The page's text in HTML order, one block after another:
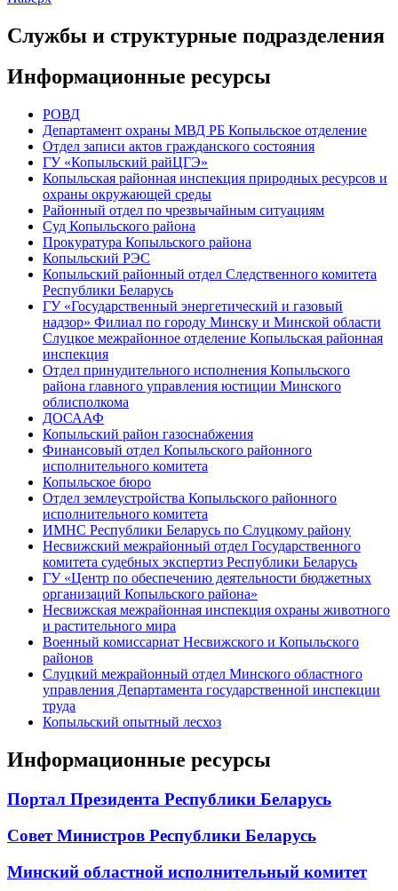
Службы и структурные подразделения
Информационные ресурсы
РОВД
Департамент охраны МВД РБ Копыльское отделение
Отдел записи актов гражданского состояния
ГУ «Копыльский райЦГЭ»
Копыльская районная инспекция природных ресурсов и
охраны окружающей среды
Районный отдел по чрезвычайным ситуациям
Суд Копыльского района
Прокуратура Копыльского района
Копыльский РЭС
Копыльский районный отдел Следственного комитета
Республики Беларусь
ГУ «Государственный энергетический и газовый
надзор» Филиал по городу Минску и Минской области
Слуцкое межрайонное отделение Копыльская районная
инспекция
Отдел принудительного исполнения Копыльского
района главного управления юстиции Минского
облисполкома
ДОСААФ
Копыльский район газоснабжения
Финансовый отдел Копыльского районного
исполнительного комитета
Копыльское бюро
Отдел землеустройства Копыльского районного
исполнительного комитета
ИМНС Республики Беларусь по Слуцкому району
Несвижский межрайонный отдел Государственного
комитета судебных экспертиз Республики Беларусь
ГУ «Центр по обеспечению деятельности бюджетных
организаций Копыльского района»
Несвижская межрайонная инспекция охраны животного
и растительного мира
Военный комиссариат Несвижского и Копыльского
районов
Слуцкий межрайонный отдел Минского областного
управления Департамента государственной инспекции
труда
Копыльский опытный лесхоз
Информационные ресурсы
Портал Президента Республики Беларусь
Совет Министров Республики Беларусь
Минский областной исполнительный комитет